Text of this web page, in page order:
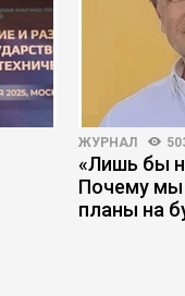
ЖУРНАЛ
«Лишь бы
Почему мы
планы на